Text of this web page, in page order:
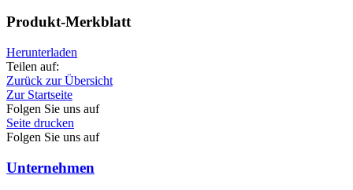
Produkt-Merkblatt
Herunterladen
Teilen auf:
Zurück zur Übersicht
Zur Startseite
Folgen Sie uns auf
Seite drucken
Folgen Sie uns auf
Unternehmen